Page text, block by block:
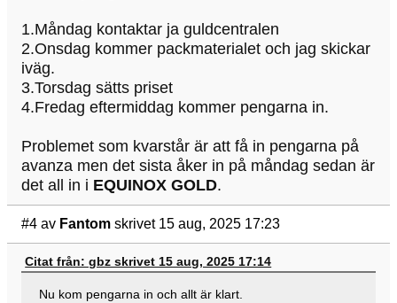
1.Måndag kontaktar ja guldcentralen
2.Onsdag kommer packmaterialet och jag skickar
iväg.
3.Torsdag sätts priset
4.Fredag eftermiddag kommer pengarna in.
Problemet som kvarstår är att få in pengarna på
avanza men det sista åker in på måndag sedan är
det all in i EQUINOX GOLD.
#4 av Fantom skrivet 15 aug, 2025 17:23
Citat från: gbz skrivet 15 aug, 2025 17:14
Nu kom pengarna in och allt är klart.